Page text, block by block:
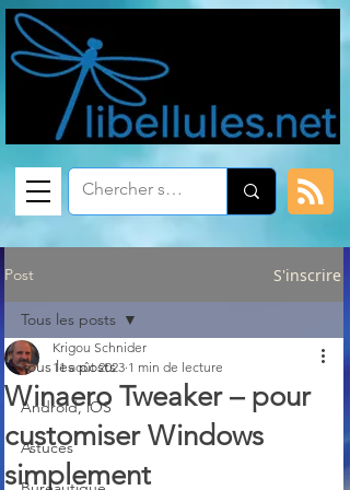
Post S'inscrire
Tous les posts
Android, iOS
Astuces
Tous les posts
Winaero Tweaker – pour
customiser Windows
simplement
Krigou Schnider
11 août 2023 1 min de lecture